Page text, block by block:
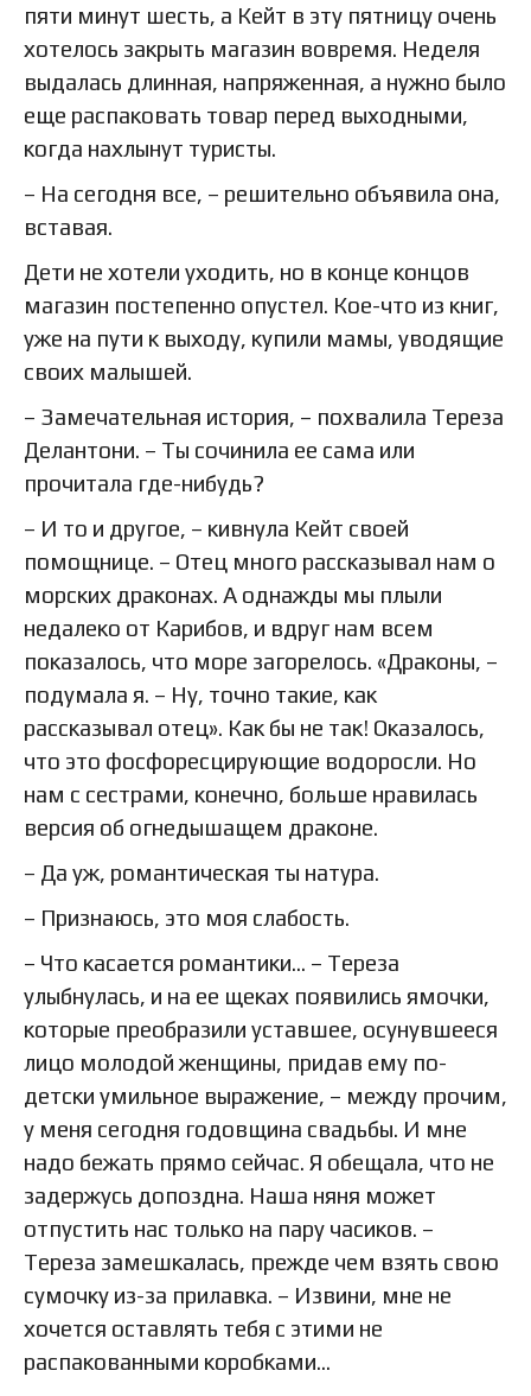
пяти минут шесть, а Кейт в эту пятницу очень
хотелось закрыть магазин вовремя. Неделя
выдалась длинная, напряженная, а нужно было
еще распаковать товар перед выходными,
когда нахлынут туристы.
– На сегодня все, – решительно объявила она,
вставая.
Дети не хотели уходить, но в конце концов
магазин постепенно опустел. Кое-что из книг,
уже на пути к выходу, купили мамы, уводящие
своих малышей.
– Замечательная история, – похвалила Тереза
Делантони. – Ты сочинила ее сама или
прочитала где-нибудь?
– И то и другое, – кивнула Кейт своей
помощнице. – Отец много рассказывал нам о
морских драконах. А однажды мы плыли
недалеко от Карибов, и вдруг нам всем
показалось, что море загорелось. «Драконы, –
подумала я. – Ну, точно такие, как
рассказывал отец». Как бы не так! Оказалось,
что это фосфоресцирующие водоросли. Но
нам с сестрами, конечно, больше нравилась
версия об огнедышащем драконе.
– Да уж, романтическая ты натура.
– Признаюсь, это моя слабость.
– Что касается романтики… – Тереза
улыбнулась, и на ее щеках появились ямочки,
которые преобразили уставшее, осунувшееся
лицо молодой женщины, придав ему по-
детски умильное выражение, – между прочим,
у меня сегодня годовщина свадьбы. И мне
надо бежать прямо сейчас. Я обещала, что не
задержусь допоздна. Наша няня может
отпустить нас только на пару часиков. –
Тереза замешкалась, прежде чем взять свою
сумочку из-за прилавка. – Извини, мне не
хочется оставлять тебя с этими не
распакованными коробками…